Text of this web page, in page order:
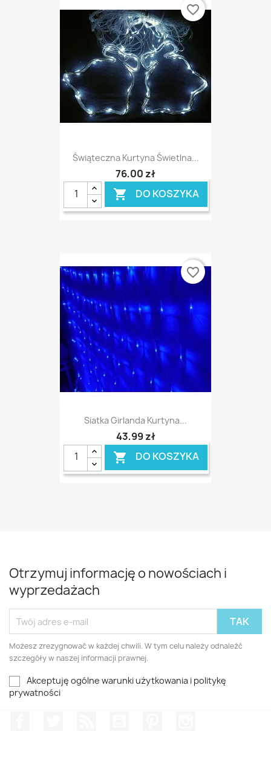
Świąteczna Kurtyna Świetlna...
76,00 zł
 DO KOSZYKA
favorite_border
Siatka Girlanda Kurtyna...
43,99 zł
 DO KOSZYKA
favorite_border
Otrzymuj informację o nowościach i
wyprzedażach
Możesz zrezygnować w każdej chwili. W tym celu należy odnaleźć
szczegóły w naszej informacji prawnej.
Akceptuję ogólne warunki użytkowania i politykę
prywatności